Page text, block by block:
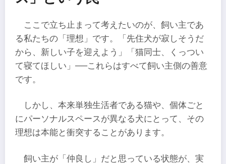
ここで立ち止まって考えたいのが、飼い主であ
る私たちの「理想」です。「先住犬が寂しそうだ
から、新しい子を迎えよう」「猫同士、くっつい
て寝てほしい」──これらはすべて飼い主側の善意
です。
しかし、本来単独生活者である猫や、個体ごと
にパーソナルスペースが異なる犬にとって、その
理想は本能と衝突することがあります。
飼い主が「仲良し」だと思っている状態が、実